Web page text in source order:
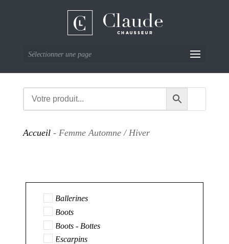
Sélectionner une page
Accueil- Femme Automne / Hiver
Ballerines
Boots
Boots - Bottes
Escarpins